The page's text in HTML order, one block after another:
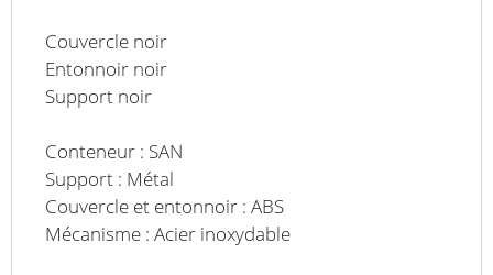
Couvercle noir
Entonnoir noir
Support noir
Conteneur : SAN
Support : Métal
Couvercle et entonnoir : ABS
Mécanisme : Acier inoxydable